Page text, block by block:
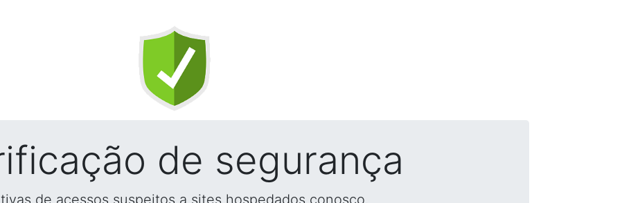
de segurança
de acessos suspeitos a sites hospedados conosco.